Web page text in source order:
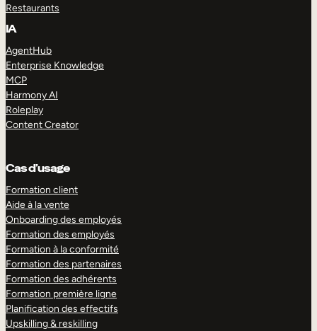
Restaurants
IA
AgentHub
Enterprise Knowledge
MCP
Harmony AI
Roleplay
Content Creator
Cas d’usage
Formation client
Aide à la vente
Onboarding des employés
Formation des employés
Formation à la conformité
Formation des partenaires
Formation des adhérents
Formation première ligne
Planification des effectifs
Upskilling & reskilling